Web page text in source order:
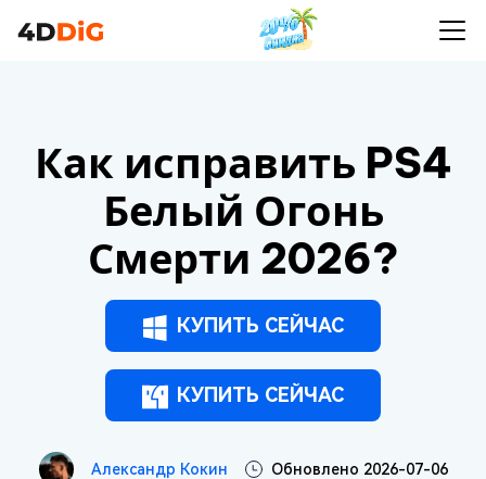
Как исправить PS4
Белый Огонь
Смерти 2026?
КУПИТЬ СЕЙЧАС
КУПИТЬ СЕЙЧАС
Александр Кокин
Обновлено 2026-07-06